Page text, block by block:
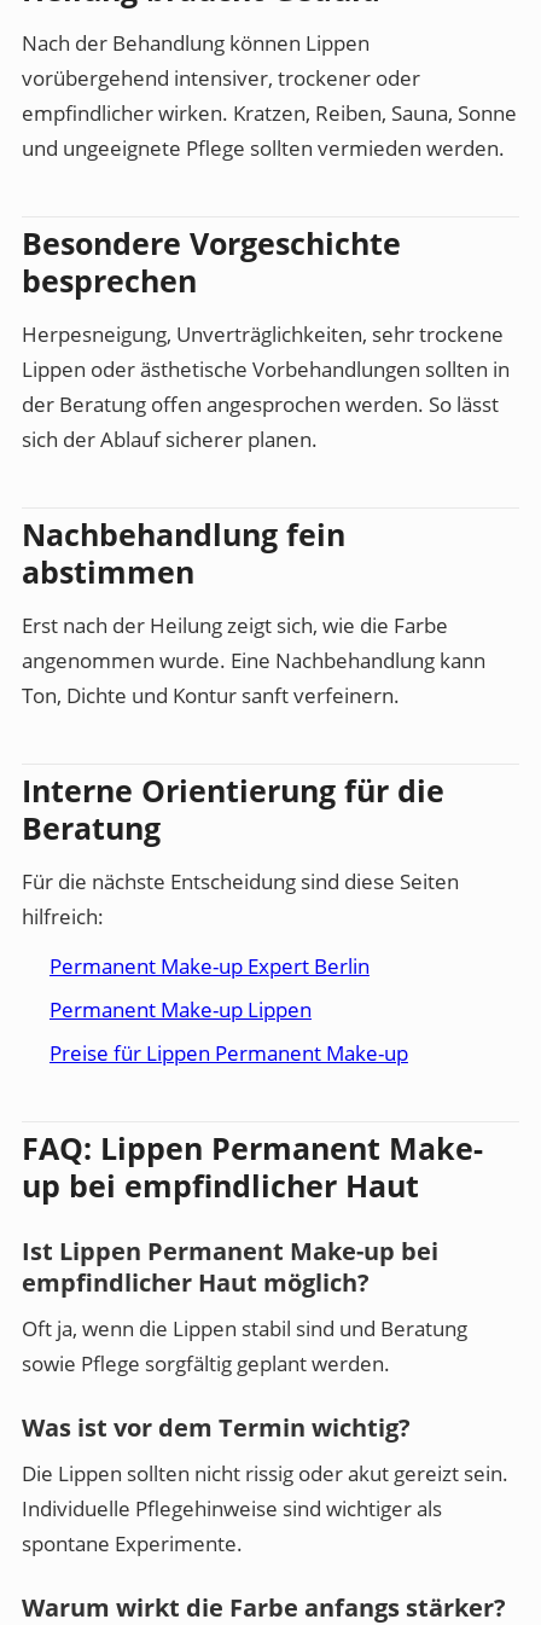
Nach der Behandlung können Lippen
vorübergehend intensiver, trockener oder
empfindlicher wirken. Kratzen, Reiben, Sauna, Sonne
und ungeeignete Pflege sollten vermieden werden.
Besondere Vorgeschichte
besprechen
Herpesneigung, Unverträglichkeiten, sehr trockene
Lippen oder ästhetische Vorbehandlungen sollten in
der Beratung offen angesprochen werden. So lässt
sich der Ablauf sicherer planen.
Nachbehandlung fein
abstimmen
Erst nach der Heilung zeigt sich, wie die Farbe
angenommen wurde. Eine Nachbehandlung kann
Ton, Dichte und Kontur sanft verfeinern.
Interne Orientierung für die
Beratung
Für die nächste Entscheidung sind diese Seiten
hilfreich:
Permanent Make-up Expert Berlin
Permanent Make-up Lippen
Preise für Lippen Permanent Make-up
FAQ: Lippen Permanent Make-
up bei empfindlicher Haut
Ist Lippen Permanent Make-up bei
empfindlicher Haut möglich?
Oft ja, wenn die Lippen stabil sind und Beratung
sowie Pflege sorgfältig geplant werden.
Was ist vor dem Termin wichtig?
Die Lippen sollten nicht rissig oder akut gereizt sein.
Individuelle Pflegehinweise sind wichtiger als
spontane Experimente.
Warum wirkt die Farbe anfangs stärker?